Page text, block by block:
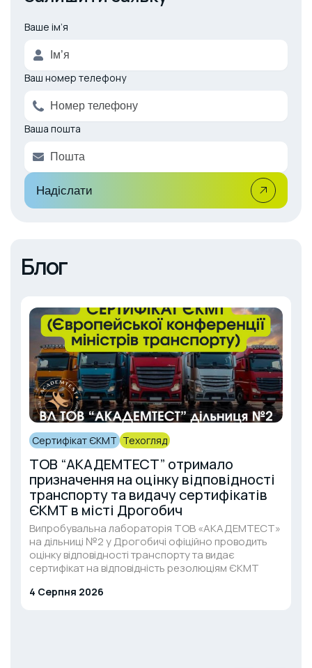
Ваше ім’я
Ваш номер телефону
Ваша пошта
Надіслати
A
e
r
t
e
Блог
Сертифікат ЄКМТ Техогляд
ТОВ “АКАДЕМТЕСТ” отримало
призначення на оцінку відповідності
транспорту та видачу сертифікатів
ЄКМТ в місті Дрогобич
Випробувальна лабораторія ТОВ «АКАДЕМТЕСТ»
на дільниці №2 у Дрогобичі офіційно проводить
оцінку відповідності транспорту та видає
сертифікат на відповідність резолюціям ЄКМТ
4 Серпня 2026